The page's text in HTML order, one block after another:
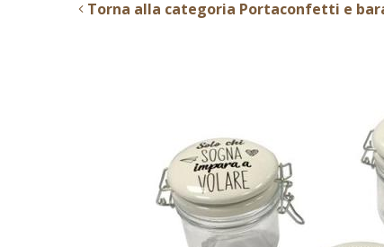
Torna alla categoria Portaconfetti e